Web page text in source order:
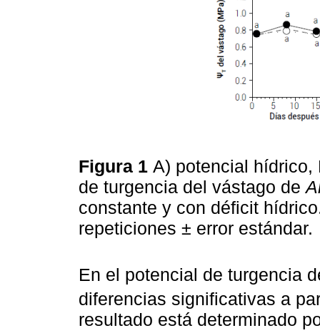
Figura 1 A) potencial hídrico,
de turgencia del vástago de
constante y con déficit
repeticiones ± error estándar.
En el potencial de turgencia
diferencias significativas a
resultado está determinado